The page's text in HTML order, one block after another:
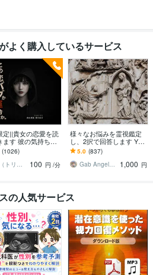
よく購入しているサービス
定||貴女の恋愛を読
ます 彼の気持ちに
問がある貴女へ
(1026)
砦（トリデ）
100 円 /分
様々なお悩みを霊視鑑定
し、2択で回答します YES
かNOかスピード回答しま
す。お悩みを早く解決し
ませんか
5.0 (837)
Gab AngelLily
1,000 円
の人気サービス